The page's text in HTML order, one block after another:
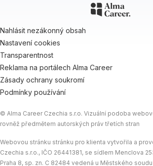
Nahlásit nezákonný obsah
Nastavení cookies
Transparentnost
Reklama na portálech Alma Career
Zásady ochrany soukromí
Podmínky používání
© Alma Career Czechia s.r.o. Vizuální podoba
rovněž předmětem autorských práv třetích stran
Webovou stránku stránku pro klienta vytvořila a
Czechia s.r.o., IČO 26441381, se sídlem Menclova
Praha 8, sp. zn. C 82484 vedená u Městského